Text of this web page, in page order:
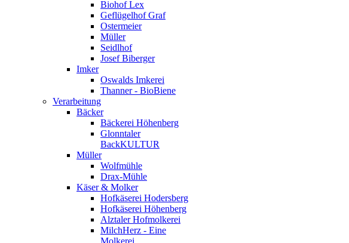
Biohof Lex
Geflügelhof Graf
Ostermeier
Müller
Seidlhof
Josef Biberger
Imker
Oswalds Imkerei
Thanner - BioBiene
Verarbeitung
Bäcker
Bäckerei Höhenberg
Glonntaler
BackKULTUR
Müller
Wolfmühle
Drax-Mühle
Käser & Molker
Hofkäserei Hodersberg
Hofkäserei Höhenberg
Alztaler Hofmolkerei
MilchHerz - Eine
Molkerei